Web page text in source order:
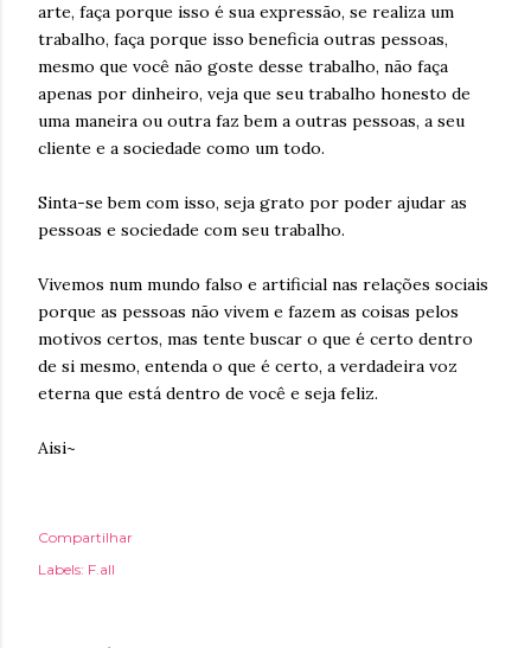
arte, faça porque isso é sua expressão, se realiza um
trabalho, faça porque isso beneficia outras pessoas,
mesmo que você não goste desse trabalho, não faça
apenas por dinheiro, veja que seu trabalho honesto de
uma maneira ou outra faz bem a outras pessoas, a seu
cliente e a sociedade como um todo.
Sinta-se bem com isso, seja grato por poder ajudar as
pessoas e sociedade com seu trabalho.
Vivemos num mundo falso e artificial nas relações sociais
porque as pessoas não vivem e fazem as coisas pelos
motivos certos, mas tente buscar o que é certo dentro
de si mesmo, entenda o que é certo, a verdadeira voz
eterna que está dentro de você e seja feliz.
Aisi~
Compartilhar
Labels: F.all